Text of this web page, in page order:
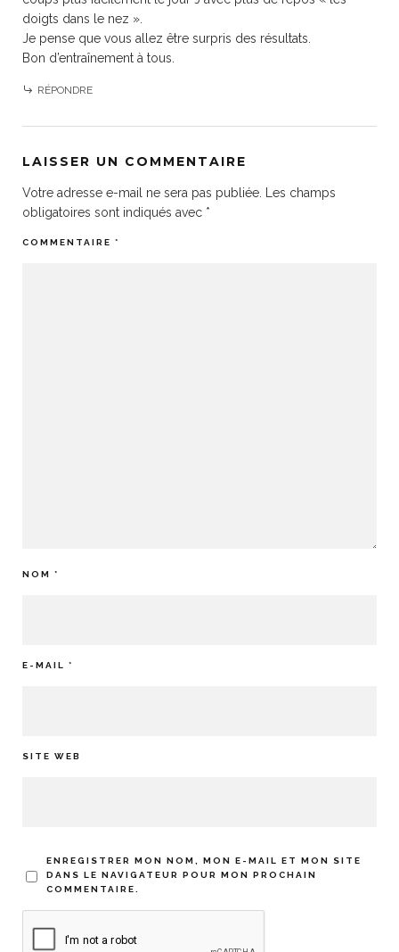
doigts dans le nez ».
Je pense que vous allez être surpris des résultats.
Bon d’entraînement à tous.
RÉPONDRE
LAISSER UN COMMENTAIRE
Votre adresse e-mail ne sera pas publiée.
Les champs
obligatoires sont indiqués avec *
COMMENTAIRE *
NOM *
E-MAIL *
SITE WEB
ENREGISTRER MON NOM, MON E-MAIL ET MON SITE
DANS LE NAVIGATEUR POUR MON PROCHAIN
COMMENTAIRE.